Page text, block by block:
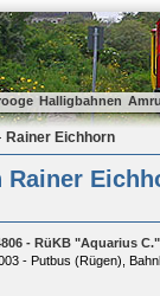
Halligbahnen
Rainer Eichhorn
Rainer
- RüKB "Aquarius C."
- Putbus (Rügen),